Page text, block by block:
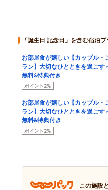
「誕生日 記念日」を含む宿泊プ
お部屋食が嬉しい【カップル・
ラン】大切なひとときを過ごす
無料&特典付き
ポイント2%
お部屋食が嬉しい【カップル・
ラン】大切なひとときを過ごす
無料&特典付き
ポイント2%
この施設